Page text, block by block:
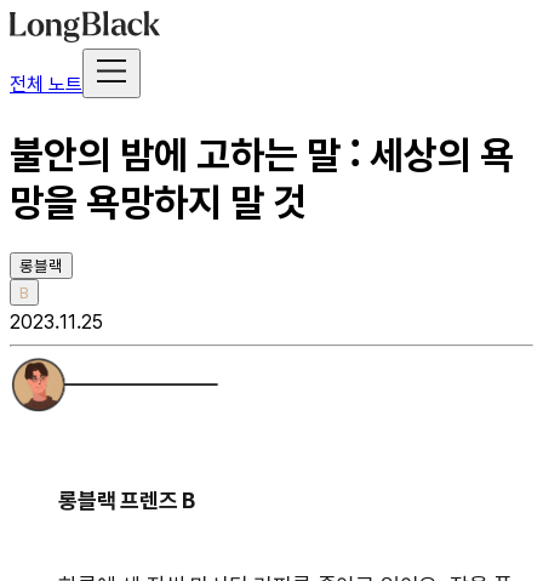
전체 노트
불안의 밤에 고하는 말 : 세상의 욕
망을 욕망하지 말 것
롱블랙
B
2023.11.25
롱블랙 프렌즈 B